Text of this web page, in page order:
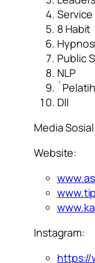
8 Habit
Public
NLP
Dll
Media
Website:
Instagram:
https://